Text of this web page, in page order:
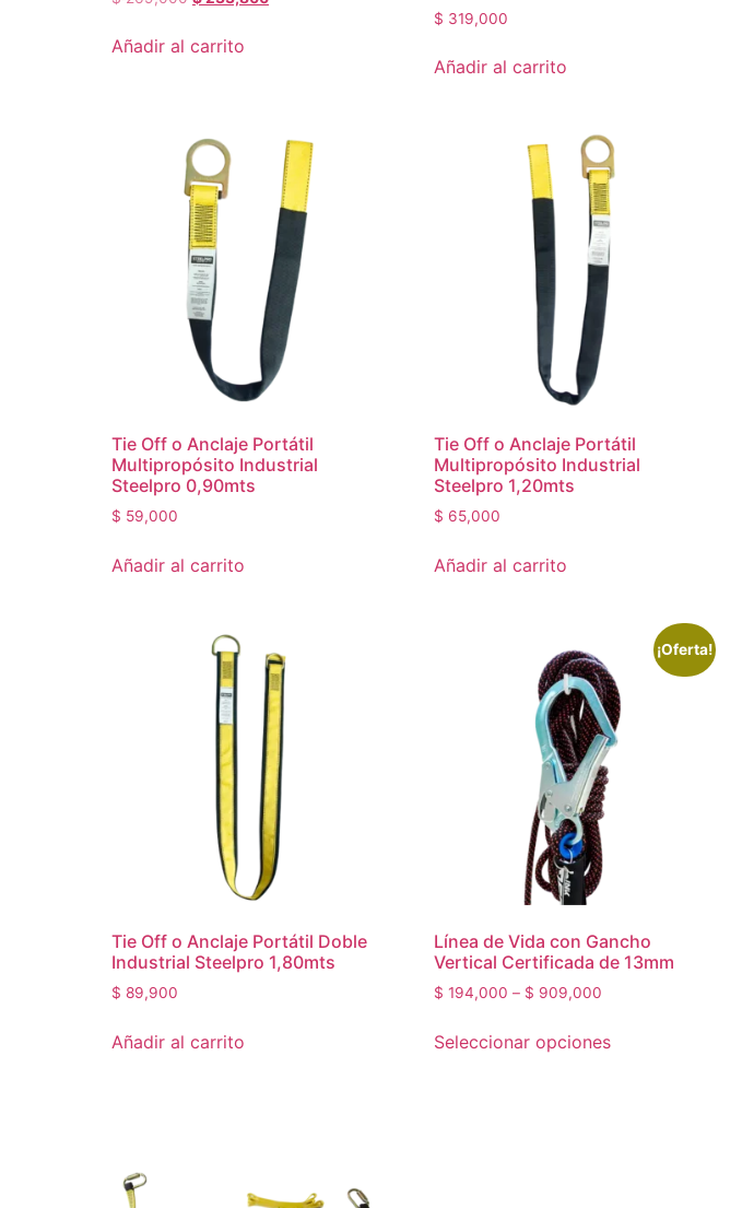
Añadir al carrito
$ 319,000
Añadir al carrito
Tie Off o Anclaje Portátil
Multipropósito Industrial
Steelpro 0,90mts
$ 59,000
Añadir al carrito
Tie Off o Anclaje Portátil
Multipropósito Industrial
Steelpro 1,20mts
$ 65,000
Añadir al carrito
Tie Off o Anclaje Portátil Doble
Industrial Steelpro 1,80mts
$ 89,900
Añadir al carrito
¡Oferta!
Línea de Vida con Gancho
Vertical Certificada de 13mm
$ 194,000 – $ 909,000
Seleccionar opciones